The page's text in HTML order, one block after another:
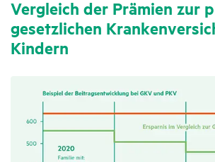
Vergleich der Prämien zur
gesetz­li­chen
Kindern